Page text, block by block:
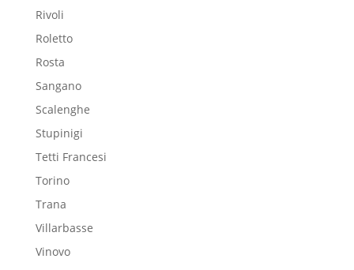
Rivoli
Roletto
Rosta
Sangano
Scalenghe
Stupinigi
Tetti Francesi
Torino
Trana
Villarbasse
Vinovo